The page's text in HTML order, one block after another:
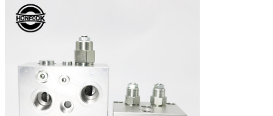
42049997
MacGregor 100
Jack
Kit perbaikan jack
TTS-95-155
MacGregor 125
Jack
MacGregor 125